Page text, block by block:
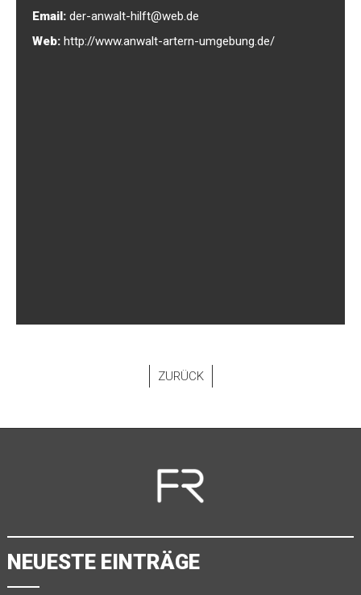
Email: der-anwalt-hilft@web.de
Web: http://www.anwalt-artern-umgebung.de/
ZURÜCK
NEUESTE EINTRÄGE